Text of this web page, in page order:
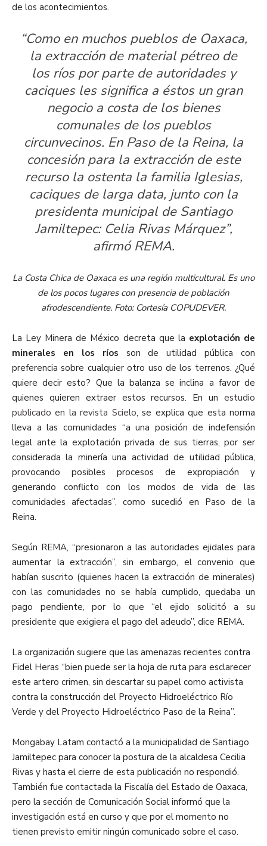
de los acontecimientos.
“Como en muchos pueblos de Oaxaca,
la extracción de material pétreo de
los ríos por parte de autoridades y
caciques les significa a éstos un gran
negocio a costa de los bienes
comunales de los pueblos
circunvecinos. En Paso de la Reina, la
concesión para la extracción de este
recurso la ostenta la familia Iglesias,
caciques de larga data, junto con la
presidenta municipal de Santiago
Jamiltepec: Celia Rivas Márquez”,
afirmó REMA.
La Costa Chica de Oaxaca es una región multicultural. Es uno
de los pocos lugares con presencia de población
afrodescendiente. Foto: Cortesía COPUDEVER.
La Ley Minera de México decreta que la explotación de
minerales en los ríos son de utilidad pública con
preferencia sobre cualquier otro uso de los terrenos. ¿Qué
quiere decir esto? Que la balanza se inclina a favor de
quienes quieren extraer estos recursos. En un estudio
publicado en la revista Scielo, se explica que esta norma
lleva a las comunidades “a una posición de indefensión
legal ante la explotación privada de sus tierras, por ser
considerada la minería una actividad de utilidad pública,
provocando posibles procesos de expropiación y
generando conflicto con los modos de vida de las
comunidades afectadas”, como sucedió en Paso de la
Reina.
Según REMA, “presionaron a las autoridades ejidales para
aumentar la extracción”, sin embargo, el convenio que
habían suscrito (quienes hacen la extracción de minerales)
con las comunidades no se había cumplido, quedaba un
pago pendiente, por lo que “el ejido solicitó a su
presidente que exigiera el pago del adeudo”, dice REMA.
La organización sugiere que las amenazas recientes contra
Fidel Heras “bien puede ser la hoja de ruta para esclarecer
este artero crimen, sin descartar su papel como activista
contra la construcción del Proyecto Hidroeléctrico Río
Verde y del Proyecto Hidroeléctrico Paso de la Reina”.
Mongabay Latam contactó a la municipalidad de Santiago
Jamiltepec para conocer la postura de la alcaldesa Cecilia
Rivas y hasta el cierre de esta publicación no respondió.
También fue contactada la Fiscalía del Estado de Oaxaca,
pero la sección de Comunicación Social informó que la
investigación está en curso y que por el momento no
tienen previsto emitir ningún comunicado sobre el caso.